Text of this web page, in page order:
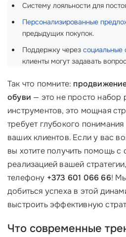
Систему лояльности для
Персонализированные
предыдущих покупок.
Поддержку через социальные
клиенты могут задавать
Так что помните:
обуви — это не просто набор
инструментов, это мощная
требует глубокого
ваших клиентов. Если у вас
вы хотите получить помощь с
реализацией вашей
телефону +373 601 066 66!
добиться успеха в этой
выстроить эффективную
Что современные